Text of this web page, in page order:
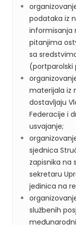
podataka iz
informisanja
pitanjima
sa
(portparolski
materijala iz
dostavljaju
Federacije i
usvajanje;
sjednica
zapisnika na
sekretaru
jedinica na
službenih